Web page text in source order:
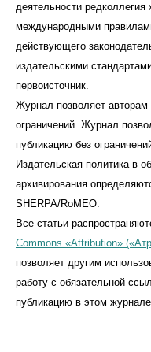
деятельности редколлегия
международными
действующего
издательскими
первоисточник.
Журнал позволяет авторам
ограничений. Журнал
публикацию без
Издательская политика в
архивирования
SHERPA/RoMEO.
Все статьи
Commons «Attribution»
позволяет другим
работу с обязательной
публикацию в этом